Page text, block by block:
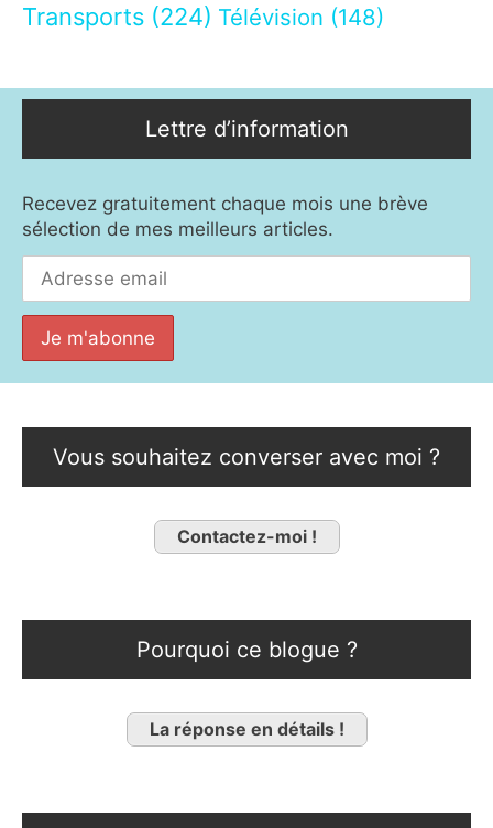
Transports (224) Télévision (148)
Lettre d’information
Recevez gratuitement chaque mois une brève
sélection de mes meilleurs articles.
Vous souhaitez converser avec moi ?
Contactez-moi !
Pourquoi ce blogue ?
La réponse en détails !